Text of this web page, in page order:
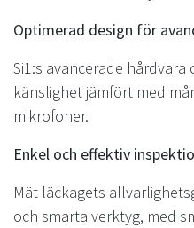
Optimerad design för
Si1:s avancerade
känslighet jämfört med
mikrofoner.
Enkel och effektiv
Mät läckagets
och smarta verktyg, med